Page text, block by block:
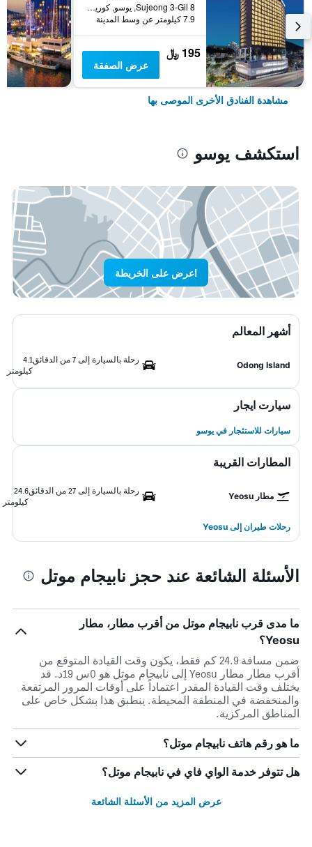
8 Sujeong 3-Gil, يوسو, كوريا الجنوبية
7.9 كيلومتر عن وسط المدينة
195 ﷼
عرض الصفقة
مشاهدة الفنادق الأخرى الموصى بها
استكشف يوسو
اعرض على الخريطة
أشهر المعالم
Odong Island
رحلة بالسيارة إلى 7 من الدقائق
4.1
كيلومتر
سيارت ايجار
سيارات للاستئجار في يوسو
المطارات القريبة
مطار Yeosu
رحلة بالسيارة إلى 27 من الدقائق
24.6
كيلومتر
رحلات طيران إلى Yeosu
الأسئلة الشائعة عند حجز نابيجام موتل
ما مدى قرب نابيجام موتل من أقرب مطار، مطار
Yeosu؟
ضمن مسافة 24.9 كم فقط، يكون وقت القيادة المتوقع من
أقرب مطار مطار Yeosu إلى نابيجام موتل هو 0س 19د. قد
يختلف وقت القيادة المقدر اعتماداً على أوقات المرور المرتفعة
والمنخفضة في المنطقة المحيطة. ينطبق هذا بشكل خاص على
المناطق المركزية.
ما هو رقم هاتف نابيجام موتل؟
هل تتوفر خدمة الواي فاي في نابيجام موتل؟
عرض المزيد من الأسئلة الشائعة